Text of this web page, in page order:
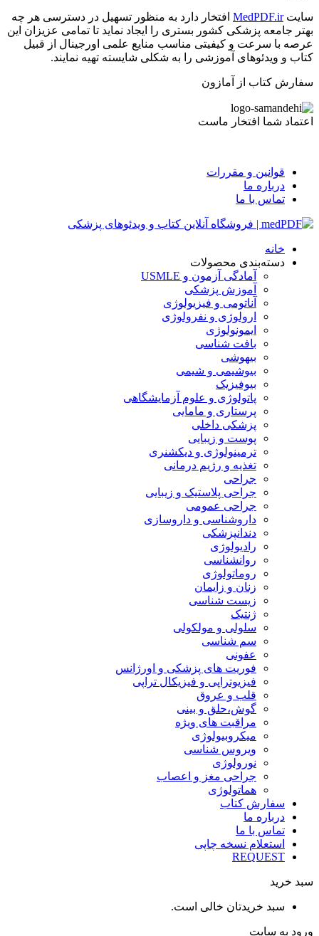
سایتMedPDF.ir افتخار دارد به منظور تسهیل در دسترسی هر چه
بهتر جامعه پزشکی کشور بستری را ایجاد نماید تا تمامی عزیزان این
عرصه با سرعت و کیفیتی مناسب منایع علمی اورجینال از قبیل
کتاب و ویدئوهای آموزشی را به شکلی شایسته تهیه نمایند.
سفارش کتاب از آمازون
اعتماد شما افتخار ماست
قوانین و مقررات
درباره ما
تماس با ما
خانه
دسته‌بندی محصولات
آمادگی آزمون و USMLE
آموزش پزشکی
آناتومی و فیزیولوژی
ارولوژی و نفرولوژی
ایمونولوژی
بافت شناسی
بیهوشی
بیوشیمی و شیمی
بیوفیزیک
پاتولوژی و علوم آزمایشگاهی
پرستاری و مامایی
پزشکی داخلی
پوست و زیبایی
ترمینولوژی و دیکشنری
تغذیه و رژیم درمانی
جراحی
جراحی پلاستیک و زیبایی
جراحی عمومی
داروشناسی و داروسازی
دندانپزشکی
رادیولوژی
روانشناسی
روماتولوژی
زنان و زایمان
زیست شناسی
ژنتیک
سلولی و مولکولی
سم شناسی
عفونی
فوریت های پزشکی و اورژانس
فیزیوتراپی و فیزیکال تراپی
قلب و عروق
گوش،حلق و بینی
مراقبت های ویژه
میکروبیولوژی
ویروس شناسی
نورولوژی
جراحی مغز و اعصاب
هماتولوژی
سفارش کتاب
درباره ما
تماس با ما
استعلام نسخه چاپی
REQUEST
سبد خرید
سبد خریدتان خالی است.
ورود به سایت